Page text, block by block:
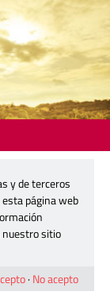
con un
de
y de terceros
página web
sitio
· No acepto